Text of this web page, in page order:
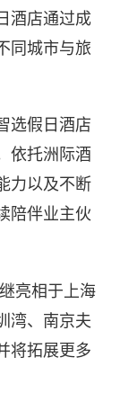
酒店通过成
同城市与旅
选假日酒店
依托洲际酒
力以及不断
陪伴业主伙
亮相于上海
湾、南京夫
将拓展更多